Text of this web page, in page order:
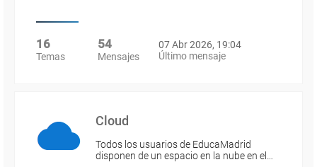
16
Temas
54
Mensajes
07 Abr 2026, 19:04
Último mensaje
Cloud
Todos los usuarios de EducaMadrid
disponen de un espacio en la nube en el…